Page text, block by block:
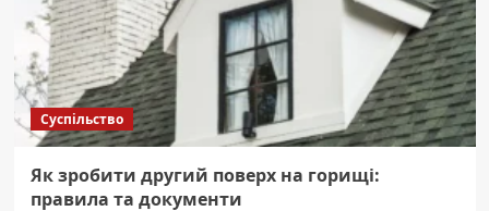
Суспільство
Як зробити другий поверх на горищі:
правила та документи